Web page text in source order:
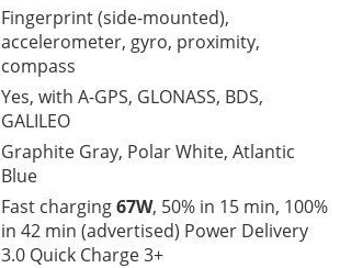
Fingerprint (side-mounted),
accelerometer, gyro, proximity,
compass
Yes, with A-GPS, GLONASS, BDS,
GALILEO
Graphite Gray, Polar White, Atlantic
Blue
Fast charging67W, 50% in 15 min, 100%
in 42 min (advertised) Power Delivery
3.0 Quick Charge 3+